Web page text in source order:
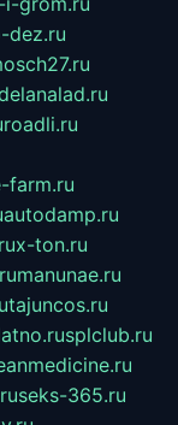
dez.ru
roadli.ru
farm.ru
autodamp.ru
x-ton.ru
manunae.ru
tajuncos.ru
splclub.ru
seks-365.ru